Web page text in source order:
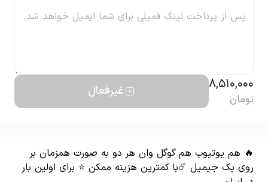
8,510,000
تومان
غیرفعال
🔥 هم یوتیوب هم گوگل وان هر دو به صورت همزمان بر
روی یک جیمیل ☄️با کمترین هزینه ممکن ⭐️ برای اولین بار